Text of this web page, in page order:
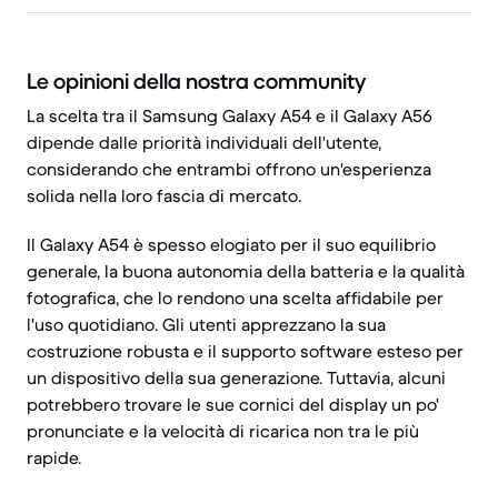
Le opinioni della nostra community
La scelta tra il Samsung Galaxy A54 e il Galaxy A56
dipende dalle priorità individuali dell'utente,
considerando che entrambi offrono un'esperienza
solida nella loro fascia di mercato.
Il Galaxy A54 è spesso elogiato per il suo equilibrio
generale, la buona autonomia della batteria e la qualità
fotografica, che lo rendono una scelta affidabile per
l'uso quotidiano. Gli utenti apprezzano la sua
costruzione robusta e il supporto software esteso per
un dispositivo della sua generazione. Tuttavia, alcuni
potrebbero trovare le sue cornici del display un po'
pronunciate e la velocità di ricarica non tra le più
rapide.